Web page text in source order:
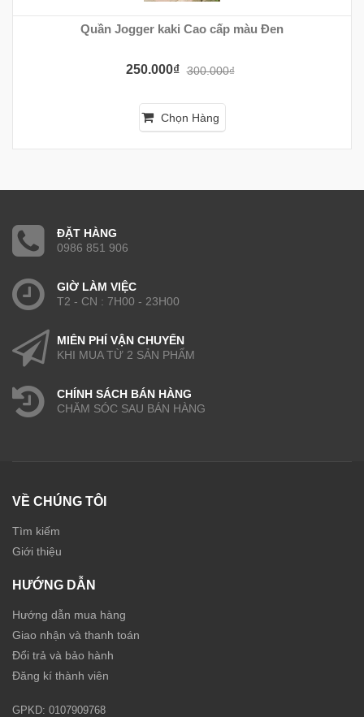
Quần Jogger kaki Cao cấp màu Đen
250.000₫ 300.000₫
Chọn Hàng
ĐẶT HÀNG
0986 851 906
GIỜ LÀM VIỆC
T2 - CN : 7H00 - 23H00
MIỄN PHÍ VẬN CHUYỂN
KHI MUA TỪ 2 SẢN PHẨM
CHÍNH SÁCH BÁN HÀNG
CHĂM SÓC SAU BÁN HÀNG
VỀ CHÚNG TÔI
Tìm kiếm
Giới thiệu
HƯỚNG DẪN
Hướng dẫn mua hàng
Giao nhận và thanh toán
Đổi trả và bảo hành
Đăng kí thành viên
GPKD: 0107909768